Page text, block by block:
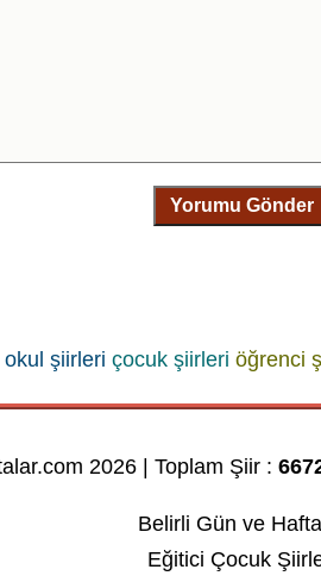
Yorumu Gönder
okul şiirleri çocuk şiirleri öğrenci
2026 | Toplam Şiir :
Belirli Gün ve
Eğitici Çocuk